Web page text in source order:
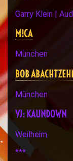
Garry Klein |
M!CA
München
BOB
München
VJ: KAUNDOWN
Weilheim
***